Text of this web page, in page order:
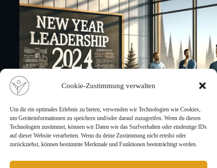
Cookie-Zustimmung verwalten
Um dir ein optimales Erlebnis zu bieten, verwenden wir Technologien wie Cookies,
um Geräteinformationen zu speichern und/oder darauf zuzugreifen. Wenn du diesen
Technologien zustimmst, können wir Daten wie das Surfverhalten oder eindeutige IDs
auf dieser Website verarbeiten. Wenn du deine Zustimmung nicht erteilst oder
zurückziehst, können bestimmte Merkmale und Funktionen beeinträchtigt werden.